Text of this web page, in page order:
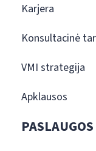
Karjera
Konsultacinė
VMI strategija
Apklausos
PASLAUGOS